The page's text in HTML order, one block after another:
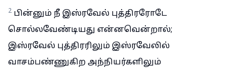
2 பின்னும் நீ இஸ்ரவேல் புத்திரரோடே
சொல்லவேண்டியது என்னவென்றால்;
இஸ்ரவேல் புத்திரரிலும் இஸ்ரவேலில்
வாசம்பண்ணுகிற அந்நியர்களிலும்